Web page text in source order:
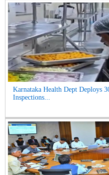
Karnataka Health Dept Deploys
Inspections...